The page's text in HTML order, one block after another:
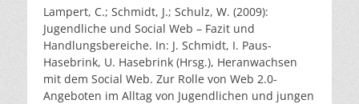
Lampert, C.; Schmidt, J.; Schulz, W. (2009):
Jugendliche und Social Web – Fazit und
Handlungsbereiche. In: J. Schmidt, I. Paus-
Hasebrink, U. Hasebrink (Hrsg.), Heranwachsen
mit dem Social Web. Zur Rolle von Web 2.0-
Angeboten im Alltag von Jugendlichen und jungen